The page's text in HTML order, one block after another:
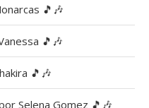
🎵🎶
🎵🎶
🎵🎶
Selena Gomez 🎵🎶